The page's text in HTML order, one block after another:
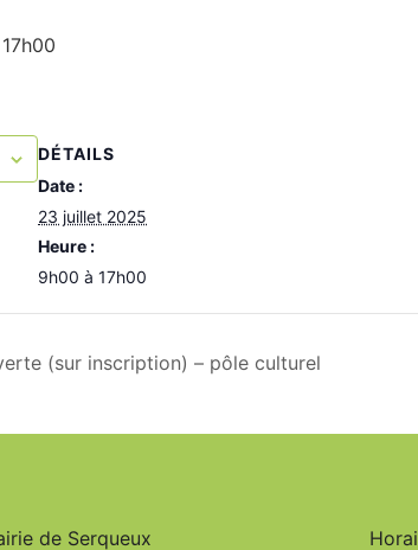
17h00
DÉTAILS
Date :
23 juillet 2025
Heure :
9h00 à 17h00
(sur inscription) – pôle culturel
de Serqueux